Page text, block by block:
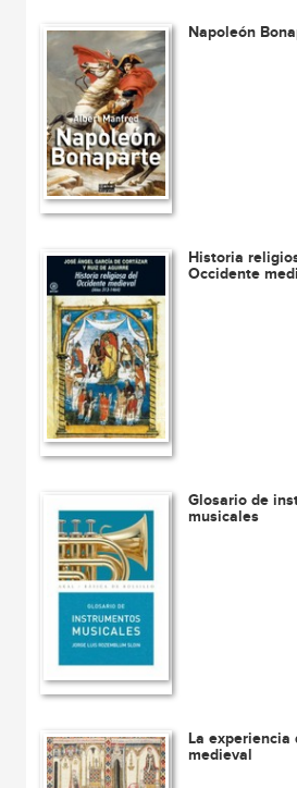
Napoleón
Historia
Occidente
Glosario de
musicales
La experiencia
medieval